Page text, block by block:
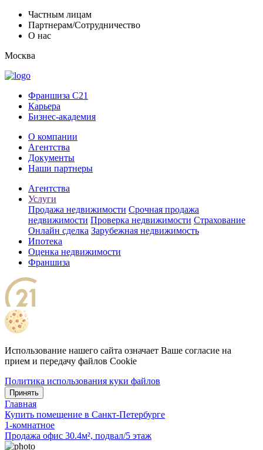
Частным лицам
Партнерам/Сотрудничество
О нас
Москва
Франшиза C21
Карьера
Бизнес-академия
О компании
Агентства
Документы
Наши партнеры
Агентства
Услуги
Продажа недвижимости Срочная продажа
недвижимости Проверка недвижимости Страхование
Онлайн сделка Зарубежная недвижимость
Ипотека
Оценка недвижимости
Франшиза
Использование нашего сайта означает Ваше согласие на
прием и передачу файлов Cookie
Политика использования куки файлов
Принять
Главная
Купить помещение в Санкт-Петербурге
1-комнатное
Продажа офис 30.4м², подвал/5 этаж